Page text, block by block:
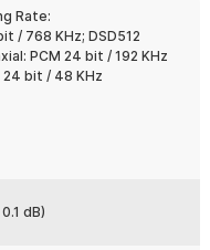
satu ini dapat
dengan distorsi yang
ZD3 ini kompatibel
menjadi
menjangkau kualitas
macam port yaitu
akan memberikan Anda
kompatibilitas yang
Rate:
/ 768 KHz; DSD512
PCM 24 bit / 192 KHz
bit / 48 KHz
dB)